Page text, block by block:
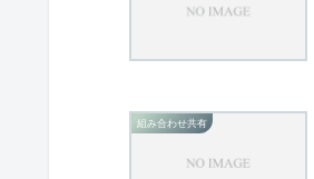
組み合わせ共有